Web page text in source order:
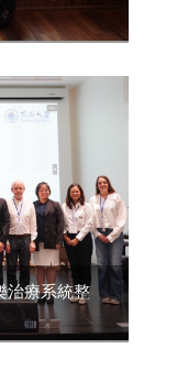
治療系統整